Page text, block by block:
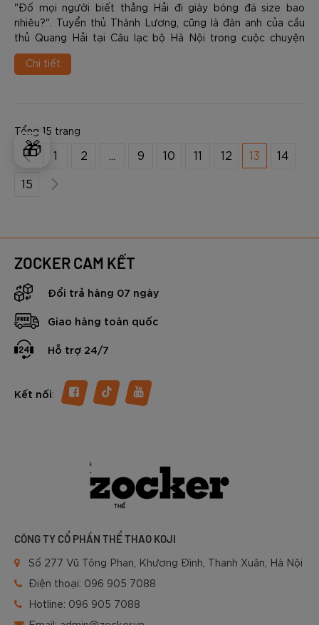
🎁
"Đố mọi người biết thằng Hải đi giày bóng đá size bao
nhiêu?". Tuyển thủ Thành Lương, cũng là đàn anh của cầu
thủ Quang Hải tại Câu lạc bộ Hà Nội trong cuộc chuyện
phiếm với anh em, bạn bè đã từng hỏi...
Chi tiết
Tổng 15 trang
1 2 9 10 11 12 13
14
15
ZOCKER CAM KẾT
Đổi trả hàng 07 ngày
Giao hàng toàn quốc
Hỗ trợ 24/7
Kết nối:
CÔNG TY CỔ PHẦN THỂ THAO KOJI
Số 277 Vũ Tông Phan, Khương Đình, Thanh Xuân, Hà Nội
Điện thoại: 096 905 7088
Hotline: 096 905 7088